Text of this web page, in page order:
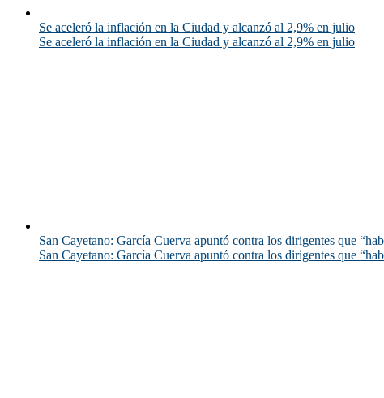
Se aceleró la inflación en la Ciudad y alcanzó al 2,9% en julio
Se aceleró la inflación en la Ciudad y alcanzó al 2,9% en julio
San Cayetano: García Cuerva apuntó contra los dirigentes que
San Cayetano: García Cuerva apuntó contra los dirigentes que